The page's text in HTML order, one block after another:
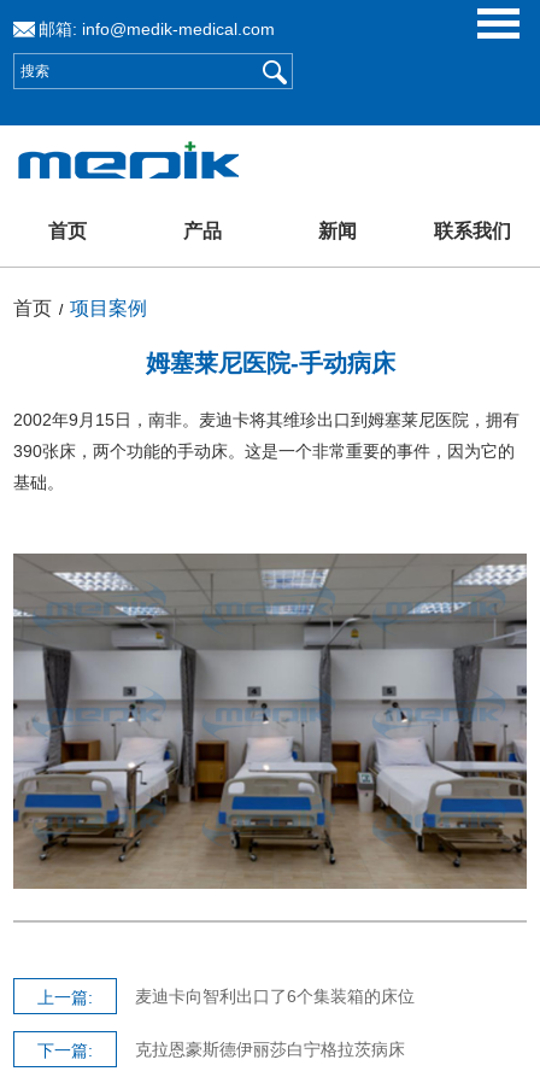
邮箱: info@medik-medical.com
首页 产品 新闻 联系我们
首页 /项目案例
姆塞莱尼医院-手动病床
2002年9月15日，南非。麦迪卡将其维珍出口到姆塞莱尼医院，拥有
390张床，两个功能的手动床。这是一个非常重要的事件，因为它的
基础。
上一篇: 麦迪卡向智利出口了6个集装箱的床位
下一篇: 克拉恩豪斯德伊丽莎白宁格拉茨病床